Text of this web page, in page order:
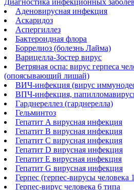
Аденовирусная инфекция
Аскаридоз
Аспергиллез
Бактероидная флора
Боррелиоз (болезнь Лайма)
Варицелла-Зостер вирус
Ветряная оспа: вирус герпеса
(опоясывающий лишай)
ВИЧ-инфекция (вирус
ВПЧ-инфекция,
Гарднереллез (гарднерелла)
Гельминтоз
Гепатит A вирусная инфекция
Гепатит B вирусная инфекция
Гепатит С вирусная инфекция
Гепатит D вирусная инфекция
Гепатит Е вирусная инфекция
Гепатит G вирусная инфекция
Герпес (герпес-вирусы человека
Герпес-вирус человека 6 типа